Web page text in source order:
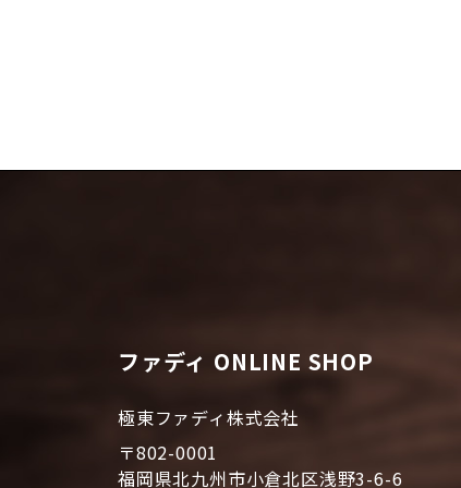
ファディ ONLINE SHOP
極東ファディ株式会社
〒802-0001
福岡県北九州市小倉北区浅野3-6-6